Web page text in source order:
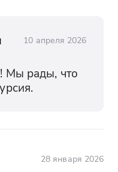
10 апреля 2026
Мы рады, что
28 января 2026